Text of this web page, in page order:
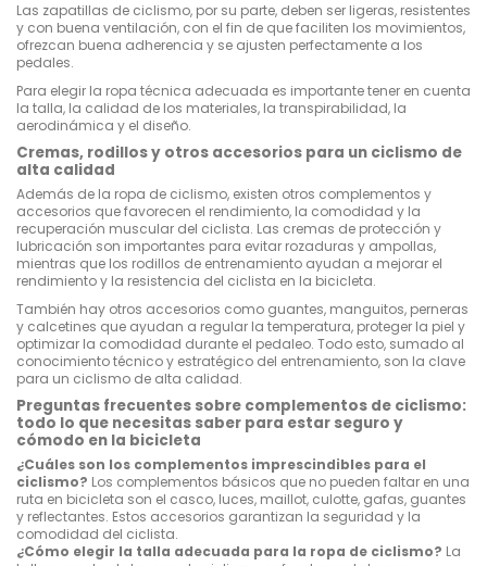
Las zapatillas de ciclismo, por su parte, deben ser ligeras, resistentes
y con buena ventilación, con el fin de que faciliten los movimientos,
ofrezcan buena adherencia y se ajusten perfectamente a los
pedales.
Para elegir la ropa técnica adecuada es importante tener en cuenta
la talla, la calidad de los materiales, la transpirabilidad, la
aerodinámica y el diseño.
Cremas, rodillos y otros accesorios para un ciclismo de
alta calidad
Además de la ropa de ciclismo, existen otros complementos y
accesorios que favorecen el rendimiento, la comodidad y la
recuperación muscular del ciclista. Las cremas de protección y
lubricación son importantes para evitar rozaduras y ampollas,
mientras que los rodillos de entrenamiento ayudan a mejorar el
rendimiento y la resistencia del ciclista en la bicicleta.
También hay otros accesorios como guantes, manguitos, perneras
y calcetines que ayudan a regular la temperatura, proteger la piel y
optimizar la comodidad durante el pedaleo. Todo esto, sumado al
conocimiento técnico y estratégico del entrenamiento, son la clave
para un ciclismo de alta calidad.
Preguntas frecuentes sobre complementos de ciclismo:
todo lo que necesitas saber para estar seguro y
cómodo en la bicicleta
¿Cuáles son los complementos imprescindibles para el
ciclismo? Los complementos básicos que no pueden faltar en una
ruta en bicicleta son el casco, luces, maillot, culotte, gafas, guantes
y reflectantes. Estos accesorios garantizan la seguridad y la
comodidad del ciclista.
¿Cómo elegir la talla adecuada para la ropa de ciclismo? La